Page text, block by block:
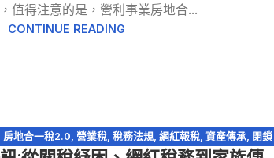
值得注意的是，營利事業房地合...
CONTINUE READING
房地合一稅2.0 營業稅, 稅務法規, 網紅報稅, 資產傳承, 閉鎖